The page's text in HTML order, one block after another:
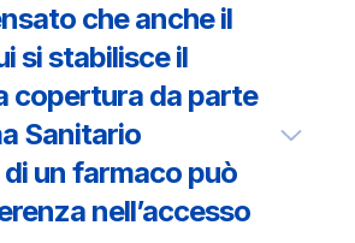
che anche il
si stabilisce il
copertura da parte
Sanitario
un farmaco può
nell’accesso